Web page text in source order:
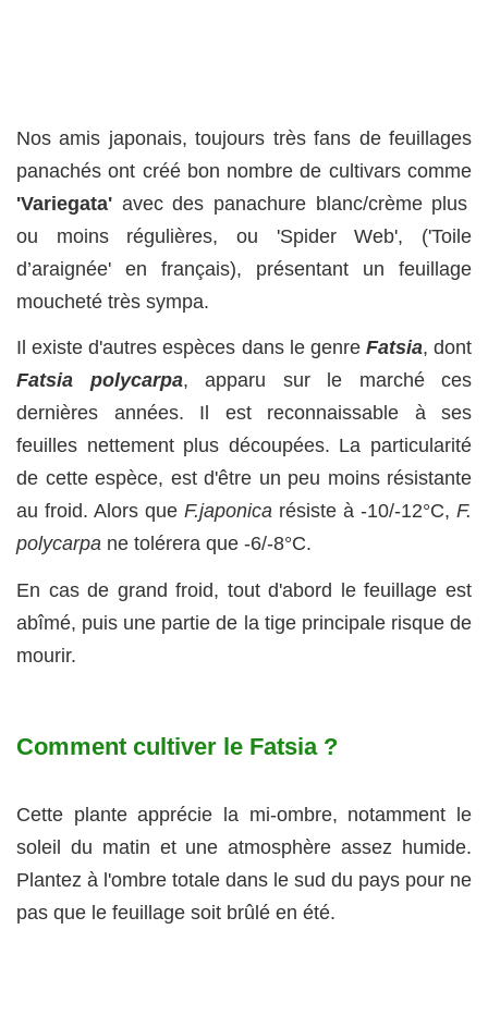
Nos amis japonais, toujours très fans de feuillages
panachés ont créé bon nombre de cultivars comme
'Variegata' avec des panachure blanc/crème plus
ou moins régulières, ou 'Spider Web', ('Toile
d’araignée' en français), présentant un feuillage
moucheté très sympa.
Il existe d'autres espèces dans le genre Fatsia, dont
Fatsia polycarpa, apparu sur le marché ces
dernières années. Il est reconnaissable à ses
feuilles nettement plus découpées. La particularité
de cette espèce, est d'être un peu moins résistante
au froid. Alors que F.japonica résiste à -10/-12°C, F.
polycarpa ne tolérera que -6/-8°C.
En cas de grand froid, tout d'abord le feuillage est
abîmé, puis une partie de la tige principale risque de
mourir.
Comment cultiver le Fatsia ?
Cette plante apprécie la mi-ombre, notamment le
soleil du matin et une atmosphère assez humide.
Plantez à l'ombre totale dans le sud du pays pour ne
pas que le feuillage soit brûlé en été.